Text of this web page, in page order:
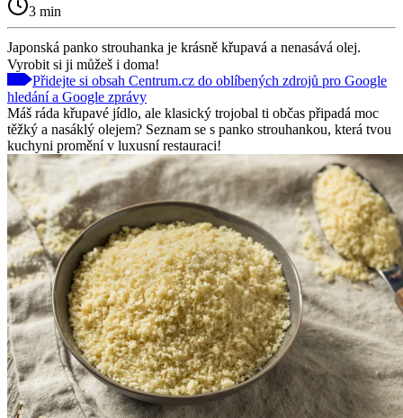
3 min
Japonská panko strouhanka je krásně křupavá a nenasává olej.
Vyrobit si ji můžeš i doma!
Přidejte si obsah Centrum.cz do oblíbených zdrojů pro Google
hledání a Google zprávy
Máš ráda křupavé jídlo, ale klasický trojobal ti občas připadá moc
těžký a nasáklý olejem? Seznam se s panko strouhankou, která tvou
kuchyni promění v luxusní restauraci!